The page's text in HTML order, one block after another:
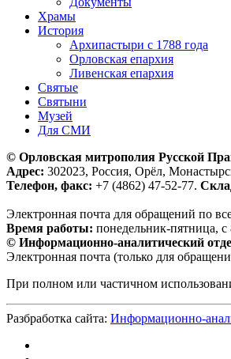
Храмы
История
Архипастыри с 1788 года
Орловская епархия
Ливенская епархия
Святые
Святыни
Музей
Для СМИ
© Орловская митрополия Русской
Адрес: 302023, Россия, Орёл,
Телефон, факс: +7 (4862) 47-52-77.
Электронная почта для обращений по
Время работы: понедельник-пятница, с
© Информационно-аналитический
Электронная почта (только для
При полном или частичном
Разбработка сайта: Информационно-